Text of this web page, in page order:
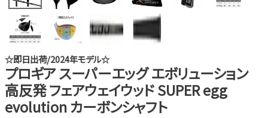
☆即日出荷/2024年モデル☆
プロギア スーパーエッグ エボリューション
高反発 フェアウェイウッド SUPER egg
evolution カーボンシャフト